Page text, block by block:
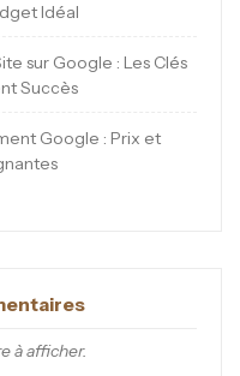
Idéal
sur Google : Les Clés
Succès
Google : Prix et
à afficher.